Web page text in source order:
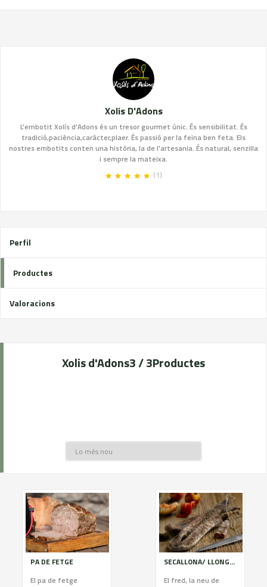
Xolis D'Adons
L'embotit Xolís d'Adons és un tresor gourmet únic. És sensibilitat. És
tradició,paciència,caràcter,plaer. És passió per la feina ben feta. Els
nostres embotits conten una història, la de l'artesania. És natural, senzilla
i sempre la mateixa.
(1)
Perfil
Productes
Valoracions
Xolis d'Adons3 / 3Productes
PA DE FETGE
El pa de fetge
SECALLONA/ LLONGANISSA SECA
El fred, la neu de